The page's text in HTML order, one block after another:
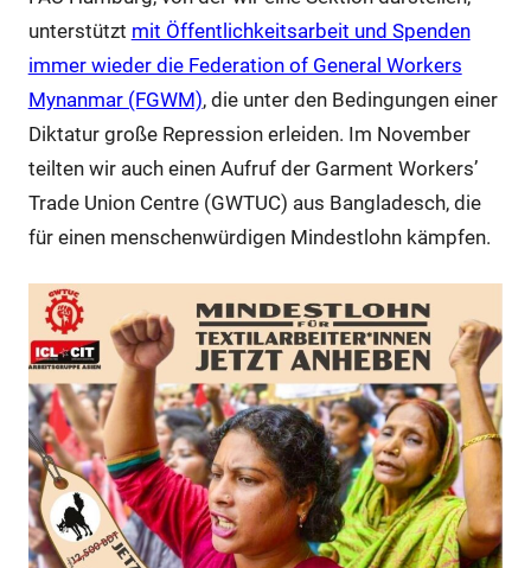
unterstützt mit Öffentlichkeitsarbeit und Spenden
immer wieder die Federation of General Workers
Mynanmar (FGWM), die unter den Bedingungen einer
Diktatur große Repression erleiden. Im November
teilten wir auch einen Aufruf der Garment Workers’
Trade Union Centre (GWTUC) aus Bangladesch, die
für einen menschenwürdigen Mindestlohn kämpfen.